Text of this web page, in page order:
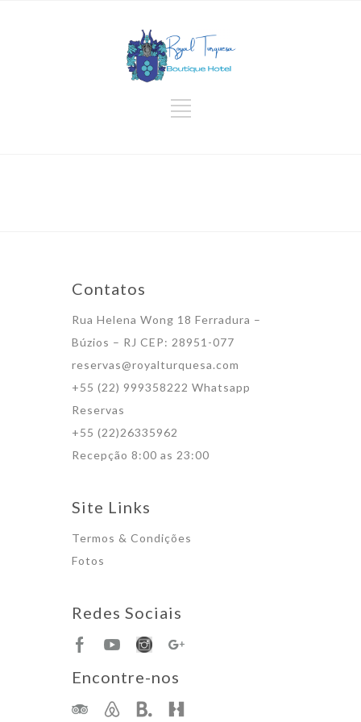
Contatos
Rua Helena Wong 18 Ferradura –
Búzios – RJ CEP: 28951-077
reservas@royalturquesa.com
+55 (22) 999358222 Whatsapp
Reservas
+55 (22)26335962
Recepção 8:00 as 23:00
Site Links
Termos & Condições
Fotos
Redes Sociais
Encontre-nos